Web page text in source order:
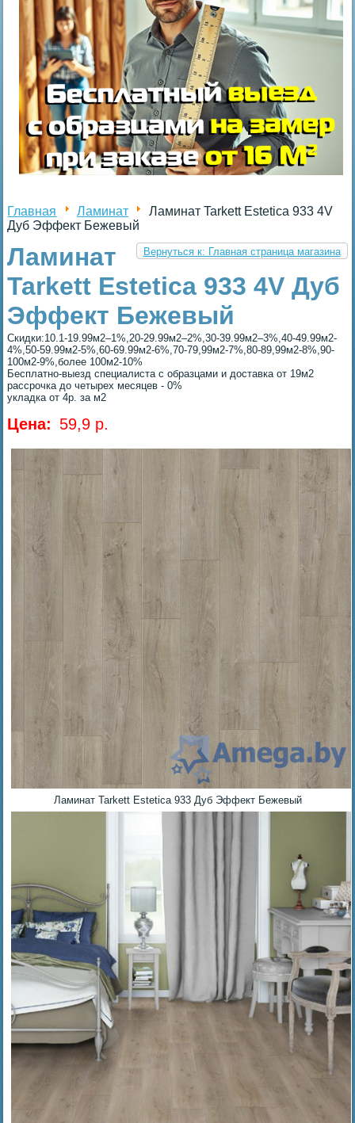
Главная Ламинат
Ламинат Tarkett Estetica 933 4V
Дуб Эффект Бежевый
Вернуться к: Главная страница магазина
Ламинат
Tarkett Estetica 933 4V Дуб
Эффект Бежевый
Скидки:10.1-19.99м2–1%,20-29.99м2–2%,30-39.99м2–3%,40-49.99м2-
4%,50-59.99м2-5%,60-69.99м2-6%,70-79,99м2-7%,80-89,99м2-8%,90-
100м2-9%,более 100м2-10%
Бесплатно-выезд специалиста с образцами и доставка от 19м2
рассрочка до четырех месяцев - 0%
укладка от 4р. за м2
Цена: 59,9 p.
Ламинат Tarkett Estetica 933 Дуб Эффект Бежевый